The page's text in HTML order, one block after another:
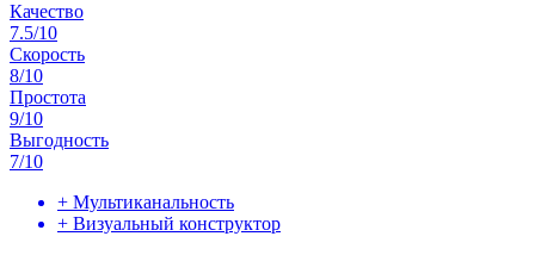
Качество
7.5/10
Скорость
8/10
Простота
9/10
Выгодность
7/10
+ Мультиканальность
+ Визуальный конструктор